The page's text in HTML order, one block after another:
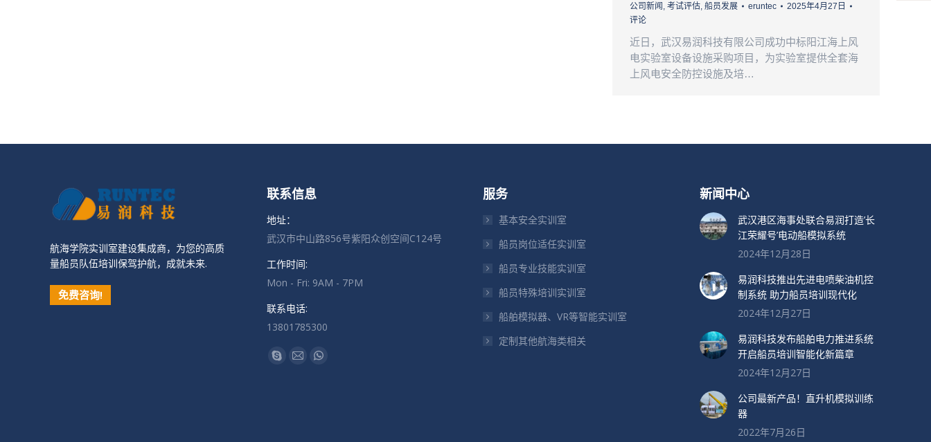
公司新闻 考试评估 船员发展 eruntec
2025年4月27日
评论
近日，武汉易润科技有限公司成功中标阳江海上风
电实验室设备设施采购项目，为实验室提供全套海
上风电安全防控设施及培…
航海学院实训室建设集成商，为您的高质
量船员队伍培训保驾护航，成就未来.
免费咨询!
联系信息
地址：
武汉市中山路856号紫阳众创空间C124号
工作时间:
Mon - Fri: 9AM - 7PM
联系电话:
13801785300
找到我们：
SkypeMailWhatsapp
服务
基本安全实训室
船员岗位适任实训室
船员专业技能实训室
船员特殊培训实训室
船舶模拟器、VR等智能实训室
定制其他航海类相关
新闻中心
武汉港区海事处联合易润打造’长
江荣耀号’电动船模拟系统
2024年12月28日
易润科技推出先进电喷柴油机控
制系统 助力船员培训现代化
2024年12月27日
易润科技发布船舶电力推进系统
开启船员培训智能化新篇章
2024年12月27日
公司最新产品！直升机模拟训练
器
2022年7月26日